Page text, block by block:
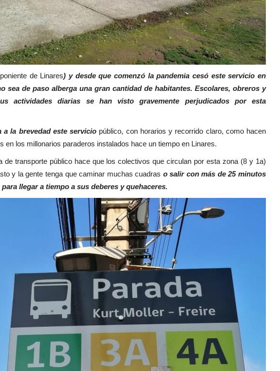
de Linares) y desde que comenzó la pandemia cesó este servicio en
sea de paso alberga una gran cantidad de habitantes. Escolares, obreros y
actividades diarias se han visto gravemente perjudicados por esta
a la brevedad este servicio público, con horarios y recorrido claro, como hacen
en los millonarios paraderos instalados hace un tiempo en Linares.
de transporte público hace que los colectivos que circulan por esta zona (8 y 1a)
y la gente tenga que caminar muchas cuadras o salir con más de 25 minutos
llegar a tiempo a sus deberes y quehaceres.